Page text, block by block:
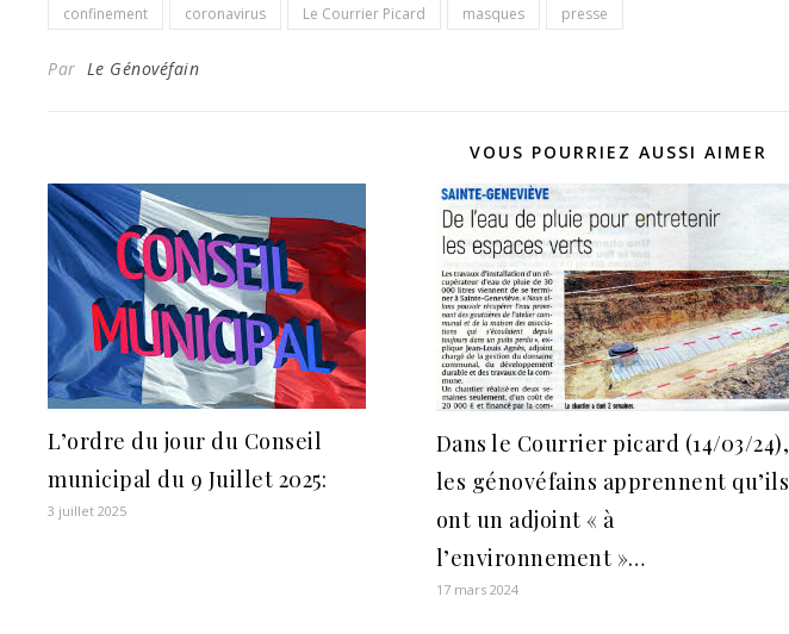
confinement coronavirus Le Courrier Picard masques presse
Par Le Génovéfain
VOUS POURRIEZ AUSSI AIMER
L’ordre du jour du Conseil
municipal du 9 Juillet 2025:
3 juillet 2025
Dans le Courrier picard (14/03/24),
les génovéfains apprennent qu’ils
ont un adjoint « à
l’environnement »…
17 mars 2024